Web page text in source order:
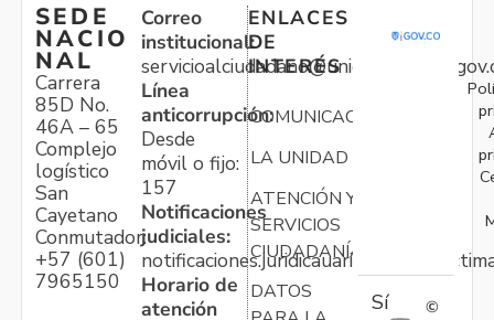
SEDE
NACIO
NAL
Carrera
85D No.
46A – 65
Complejo
logístico
San
Cayetano
Conmutador:
+57 (601)
7965150
Correo
institucional:
Línea
anticorrupción:
Desde
móvil o fijo:
157
Notificaciones
judiciales:
Horario de
atención
ENLACES
DE
INTERÉS
COMUNICACIONES
LA UNIDAD
ATENCIÓN Y
SERVICIOS
CIUDADANÍA
DATOS
Sí
©